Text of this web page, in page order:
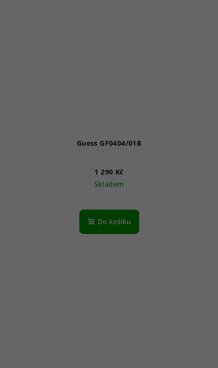
Guess GF0404/01B
1 290 Kč
Skladem
Do košíku